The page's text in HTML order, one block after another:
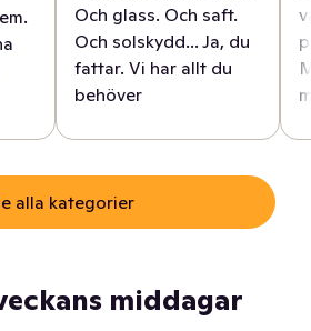
Och glass. Och saft.
Och solskydd... Ja, du
fattar. Vi har allt du
behöver
alla kategorier
middagar